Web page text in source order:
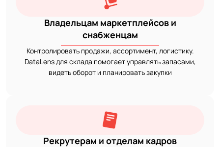
Владельцам маркетплейсов и
снабженцам
Контролировать продажи, ассортимент, логистику.
DataLens для склада помогает управлять запасами,
видеть оборот и планировать закупки
Рекрутерам и отделам кадров